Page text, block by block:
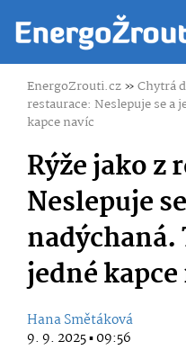
EnergoZrouti.cz»Chytrá
restaurace: Neslepuje se a
kapce navíc
Rýže jako z
Neslepuje
jedné
Hana Smětáková
9. 9. 2025 ▪ 09:56